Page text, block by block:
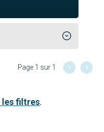
Page 1 sur 1
les filtres.